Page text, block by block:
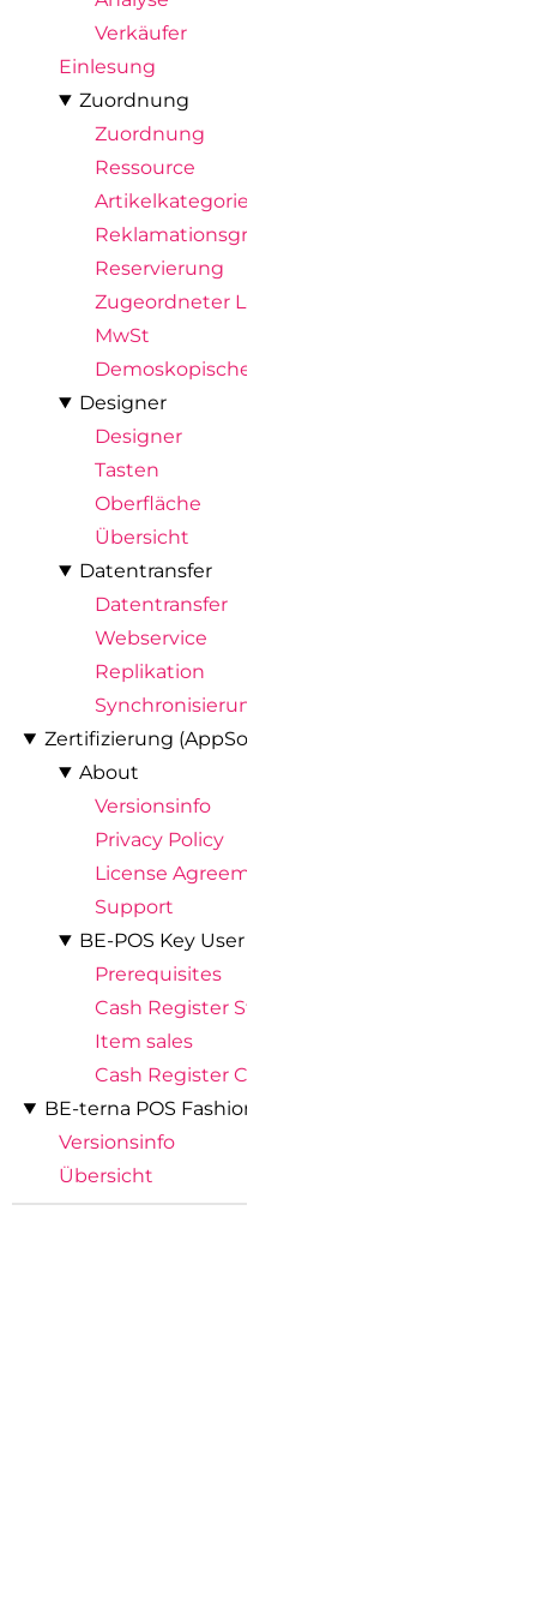
Verkäufer
Einlesung
Zuordnung
Zuordnung
Ressource
Artikelkategorie
Reklamationsgrund
Reservierung
Zugeordneter Lagerort
MwSt
Demoskopische Abfrage
Designer
Designer
Tasten
Oberfläche
Übersicht
Datentransfer
Datentransfer
Webservice
Replikation
Synchronisierung
Zertifizierung (AppSource)
About
Versionsinfo
Privacy Policy
License Agreement
Support
BE-POS Key User Scenario
Prerequisites
Cash Register Start
Item sales
Cash Register Closing
BE-terna POS Fashion Connector
Versionsinfo
Übersicht